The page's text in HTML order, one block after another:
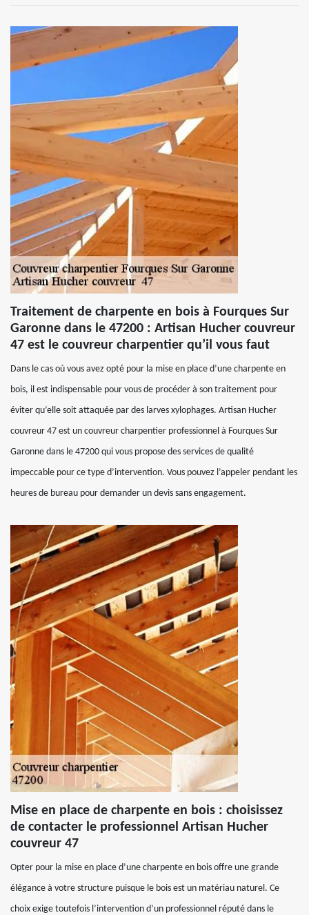
Traitement de charpente en bois à Fourques Sur
Garonne dans le 47200 : Artisan Hucher couvreur
47 est le couvreur charpentier qu’il vous faut
Dans le cas où vous avez opté pour la mise en place d’une charpente en
bois, il est indispensable pour vous de procéder à son traitement pour
éviter qu’elle soit attaquée par des larves xylophages. Artisan Hucher
couvreur 47 est un couvreur charpentier professionnel à Fourques Sur
Garonne dans le 47200 qui vous propose des services de qualité
impeccable pour ce type d’intervention. Vous pouvez l’appeler pendant les
heures de bureau pour demander un devis sans engagement.
Mise en place de charpente en bois : choisissez
de contacter le professionnel Artisan Hucher
couvreur 47
Opter pour la mise en place d’une charpente en bois offre une grande
élégance à votre structure puisque le bois est un matériau naturel. Ce
choix exige toutefois l’intervention d’un professionnel réputé dans le